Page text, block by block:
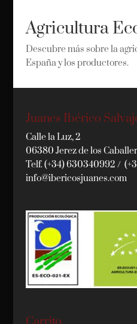
Agricultura
Descubre más sobre la
España y los productores.
Juanes Ibérico
Calle la Luz, 2
06380 Jerez de los
Telf. (+34) 630340992 /
info@ibericosjuanes.com